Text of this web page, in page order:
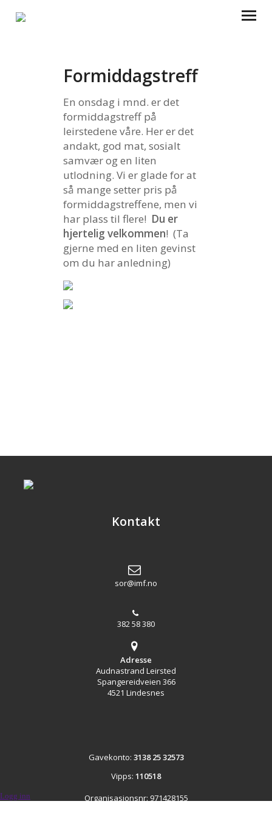
KALENDER
ARRANGEMENTER
AUDNASTRAND
KVINATUN
GJENBRUKSBUTIKKENE
BLI GIVER
Formiddagstreff
En onsdag i mnd. er det
formiddagstreff på
leirstedene våre. Her er det
andakt, god mat, sosialt
samvær og en liten
utlodning. Vi er glade for at
så mange setter pris på
formiddagstreffene, men vi
har plass til flere! Du er
hjertelig velkommen! (Ta
gjerne med en liten gevinst
om du har anledning)
Kontakt
sor@imf.no
382 58 380
Adresse
Audnastrand Leirsted
Spangereidveien 366
4521 Lindesnes
Gavekonto: 3138 25 32573
Vipps: 110518
Organisasjonsnr: 971428155
Logg inn